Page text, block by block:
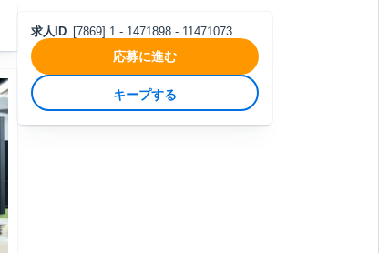
求人ID [7869] 1 - 1471898 - 11471073
応募に進む
キープする